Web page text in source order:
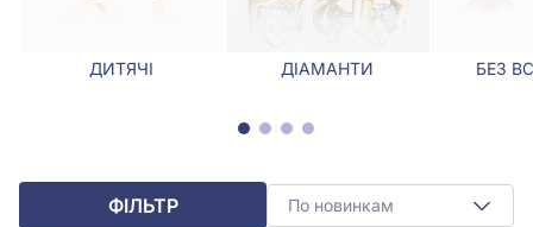
ДИТЯЧІ ДІАМАНТИ БЕЗ
ФІЛЬТР По новинкам